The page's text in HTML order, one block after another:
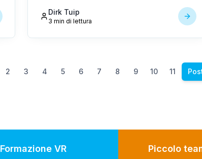
completamente integrata per l'intero settore
della pulizia.
Dirk Tuip
3 min di lettura
2 3 4 5 6 7 8 9 10 11
Formazione VR Piccolo